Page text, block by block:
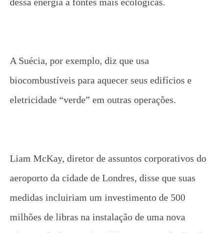
A Suécia, por exemplo, diz que usa
biocombustíveis para aquecer seus edifícios e
eletricidade “verde” em outras operações.
Liam McKay, diretor de assuntos corporativos do
aeroporto da cidade de Londres, disse que suas
medidas incluiriam um investimento de 500
milhões de libras na instalação de uma nova